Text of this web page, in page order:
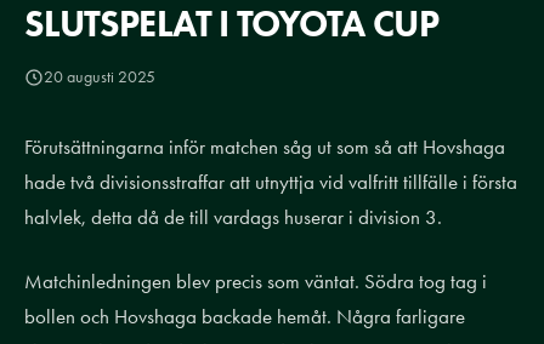
SLUTSPELAT I TOYOTA CUP
20 augusti 2025
Förutsättningarna inför matchen såg ut som så att Hovshaga
hade två divisionsstraffar att utnyttja vid valfritt tillfälle i första
halvlek, detta då de till vardags huserar i division 3.
Matchinledningen blev precis som väntat. Södra tog tag i
bollen och Hovshaga backade hemåt. Några farligare